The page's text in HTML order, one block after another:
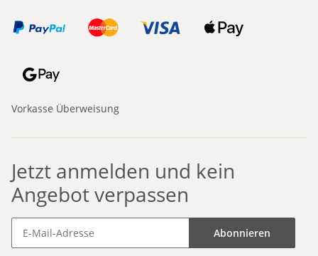
Vorkasse Überweisung
Jetzt anmelden und kein
Angebot verpassen
Abonnieren